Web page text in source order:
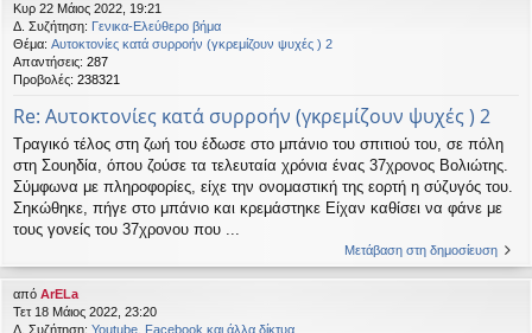
Κυρ 22 Μάιος 2022, 19:21
Δ. Συζήτηση: Γενικα-Ελεύθερο βήμα
Θέμα: Αυτοκτονίες κατά συρροήν (γκρεμίζουν ψυχές ) 2
Απαντήσεις: 287
Προβολές: 238321
Re: Αυτοκτονίες κατά συρροήν (γκρεμίζουν ψυχές ) 2
Τραγικό τέλος στη ζωή του έδωσε στο μπάνιο του σπιτιού του, σε πόλη
στη Σουηδία, όπου ζούσε τα τελευταία χρόνια ένας 37χρονος Βολιώτης.
Σύμφωνα με πληροφορίες, είχε την ονομαστική της εορτή η σύζυγός του.
Σηκώθηκε, πήγε στο μπάνιο και κρεμάστηκε Είχαν καθίσει να φάνε με
τους γονείς του 37χρονου που ...
Μετάβαση στη δημοσίευση
από ArELa
Τετ 18 Μάιος 2022, 23:20
Δ. Συζήτηση: Youtube, Facebook και άλλα δίκτυα